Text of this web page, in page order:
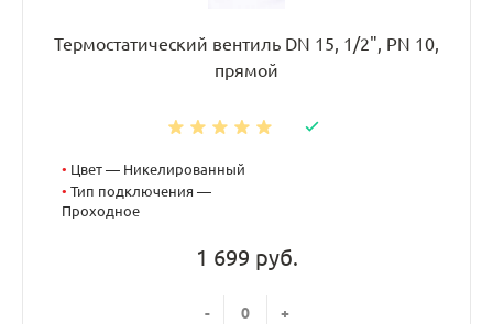
Термостатический вентиль DN 15, 1/2", PN 10,
прямой
• Цвет — Никелированный
• Тип подключения —
Проходное
1 699 руб.
- +